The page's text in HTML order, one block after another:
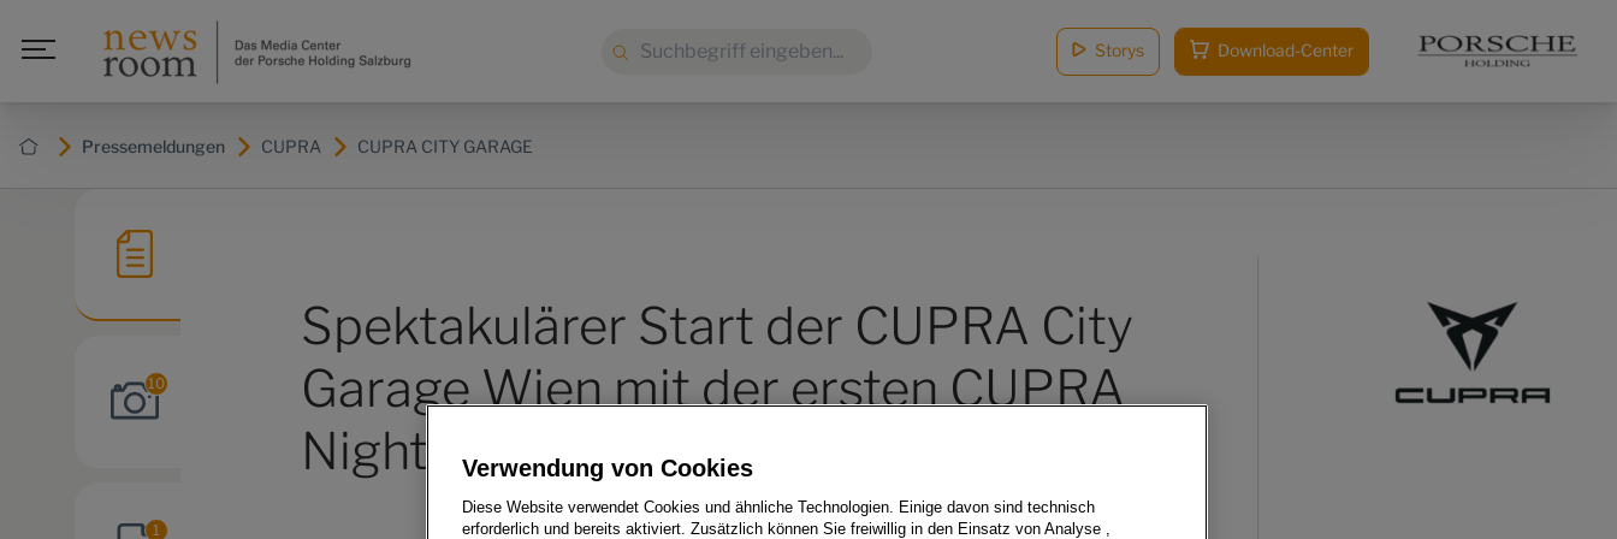
Pressemeldungen CUPRA CUPRA CITY GARAGE
Suche: Storys Download-Center
10
1
Spektakulärer Start der CUPRA City
Garage Wien mit der ersten CUPRA
Night
Verwendung von Cookies
Diese Website verwendet Cookies und ähnliche Technologien. Einige davon sind technisch
erforderlich und bereits aktiviert. Zusätzlich können Sie freiwillig in den Einsatz von Analyse ,